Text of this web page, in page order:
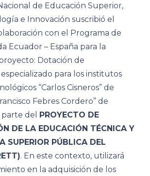
de Educación Superior,
e Innovación suscribió el
con el Programa de
Ecuador – España para la
Dotación de
para los institutos
“Carlos Cisneros” de
Febres Cordero” de
del PROYECTO DE
DE LA EDUCACIÓN TÉCNICA Y
SUPERIOR PÚBLICA DEL
. En este contexto, utilizará
en la adquisición de los